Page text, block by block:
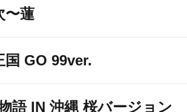
〜蓮
国 GO 99ver.
語 IN 沖縄 桜バージョン